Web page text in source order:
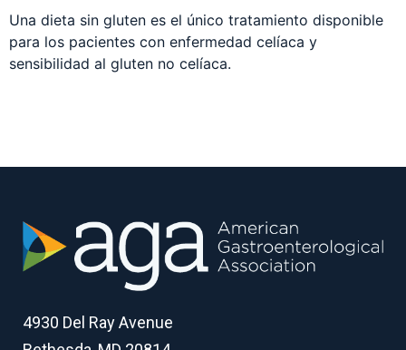
Una dieta sin gluten es el único tratamiento disponible
para los pacientes con enfermedad celíaca y
sensibilidad al gluten no celíaca.
4930 Del Ray Avenue